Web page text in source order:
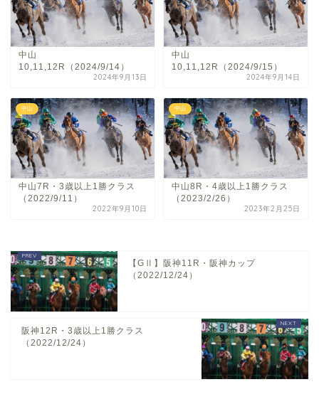
中山
10,11,12R（2024/9/14）
2024年9月13日
中山
10,11,12R（2024/9/15）
2024年9月14日
中山
中山7R・3歳以上1勝クラス
（2022/9/11）
2022年9月10日
中山
中山8R・4歳以上1勝クラス
（2023/2/26）
2023年2月25日
【GⅡ】阪神11R・阪神カップ
（2022/12/24）
阪神12R・3歳以上1勝クラス
（2022/12/24）